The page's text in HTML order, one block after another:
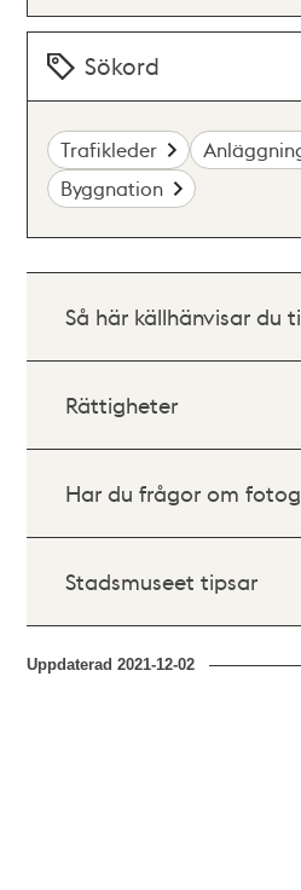
Sökord
Trafikleder
Byggnation
Så här källhänvisar du
Rättigheter
Har du frågor om
Stadsmuseet tipsar
Uppdaterad2021-12-02